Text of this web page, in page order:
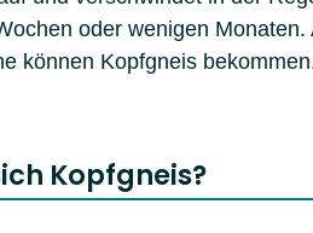
oder wenigen Monaten.
können Kopfgneis
Kopfgneis?